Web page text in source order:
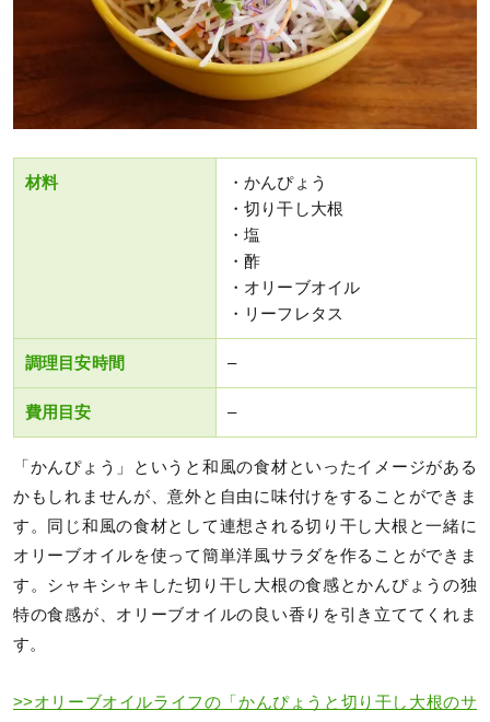
材料
・かんぴょう
・切り干し大根
・塩
・酢
・オリーブオイル
・リーフレタス
調理目安時間 –
費用目安 –
「かんぴょう」というと和風の食材といったイメージがある
かもしれませんが、意外と自由に味付けをすることができま
す。同じ和風の食材として連想される切り干し大根と一緒に
オリーブオイルを使って簡単洋風サラダを作ることができま
す。シャキシャキした切り干し大根の食感とかんぴょうの独
特の食感が、オリーブオイルの良い香りを引き立ててくれま
す。
>>オリーブオイルライフの「かんぴょうと切り干し大根のサ